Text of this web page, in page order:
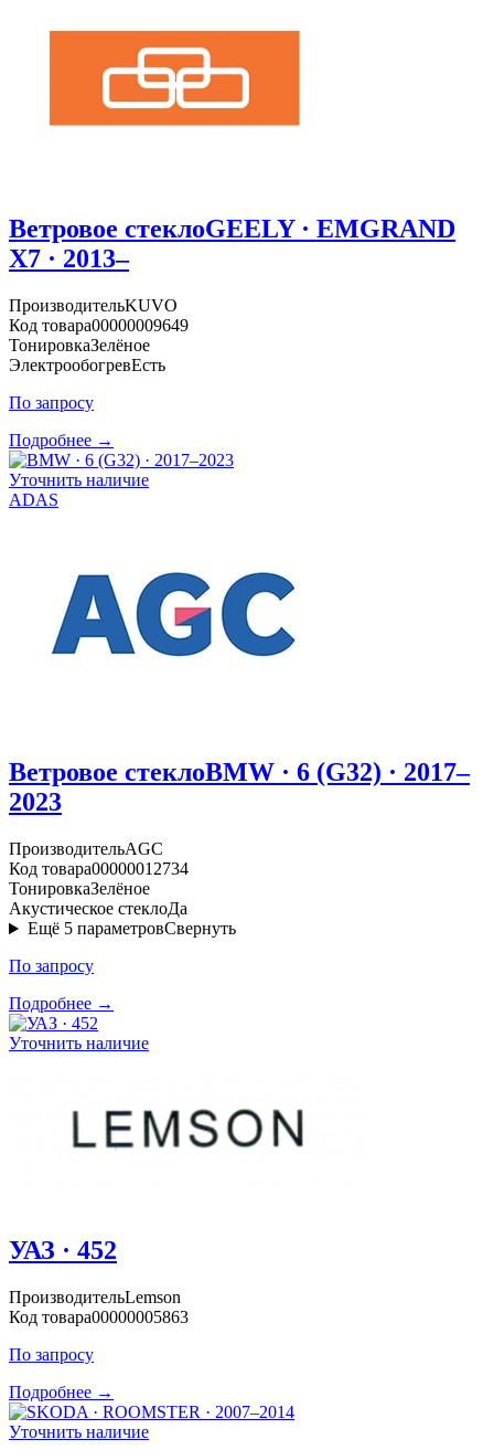
Ветровое стеклоGEELY · EMGRAND
X7 · 2013–
ПроизводительKUVO
Код товара00000009649
ТонировкаЗелёное
ЭлектрообогревЕсть
По запросу
Подробнее →
Уточнить наличие
ADAS
Ветровое стеклоBMW · 6 (G32) · 2017–
2023
ПроизводительAGC
Код товара00000012734
ТонировкаЗелёное
Акустическое стеклоДа
Ещё 5 параметровСвернуть
По запросу
Подробнее →
Уточнить наличие
УАЗ · 452
ПроизводительLemson
Код товара00000005863
По запросу
Подробнее →
Уточнить наличие